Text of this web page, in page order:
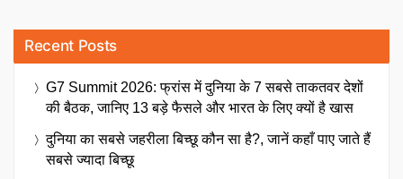
Recent Posts
G7 Summit 2026: फ्रांस में दुनिया के 7 सबसे ताकतवर देशों
की बैठक, जानिए 13 बड़े फैसले और भारत के लिए क्यों है खास
दुनिया का सबसे जहरीला बिच्छू कौन सा है?, जानें कहाँ पाए जाते हैं
सबसे ज्यादा बिच्छू